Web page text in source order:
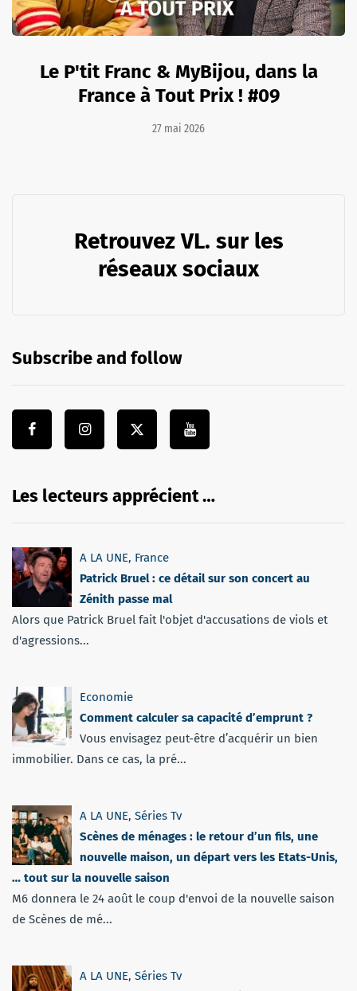
Le P'tit Franc & MyBijou, dans la
France à Tout Prix ! #09
27 mai 2026
Retrouvez VL. sur les
réseaux sociaux
Subscribe and follow
Les lecteurs apprécient …
A LA UNE, France
Patrick Bruel : ce détail sur son concert au
Zénith passe mal
Alors que Patrick Bruel fait l'objet d'accusations de viols et
d'agressions...
Economie
Comment calculer sa capacité d’emprunt ?
Vous envisagez peut-être d’acquérir un bien
immobilier. Dans ce cas, la pré...
A LA UNE, Séries Tv
Scènes de ménages : le retour d’un fils, une
nouvelle maison, un départ vers les Etats-Unis,
… tout sur la nouvelle saison
M6 donnera le 24 août le coup d'envoi de la nouvelle saison
de Scènes de mé...
A LA UNE, Séries Tv